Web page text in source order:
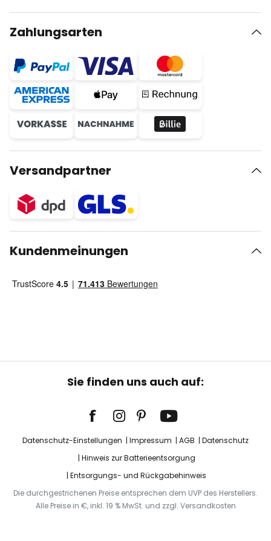
Zahlungsarten
Versandpartner
Kundenmeinungen
Sie finden uns auch auf:
Datenschutz-Einstellungen Impressum AGB
Datenschutz
Hinweis zur Batterieentsorgung
Entsorgungs- und Rückgabehinweis
Die durchgestrichenen Preise entsprechen dem UVP des Herstellers.
Alle Preise in €, inkl. 19 % MwSt. und zzgl. Versandkosten